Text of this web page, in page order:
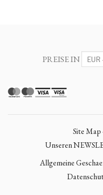
PREISE IN
Site Map
Unseren
Allgemeine